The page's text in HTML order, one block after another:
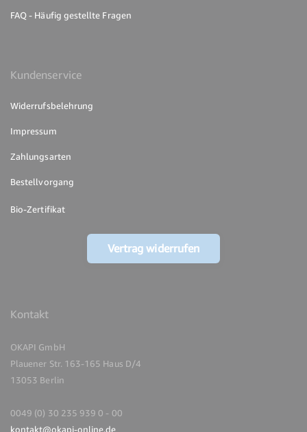
FAQ - Häufig gestellte Fragen
Kundenservice
Widerrufsbelehrung
Impressum
Zahlungsarten
Bestellvorgang
Bio-Zertifikat
Vertrag widerrufen
Kontakt
OKAPI GmbH
Plauener Str. 163-165 Haus D/4
13053 Berlin
0049 (0) 30 235 939 0 - 00
kontakt@okapi-online.de